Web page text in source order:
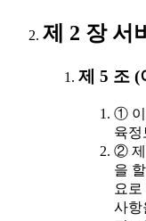
제 2 장 서
제 5 조 (
① 이
육정
② 제
을
요로
사항